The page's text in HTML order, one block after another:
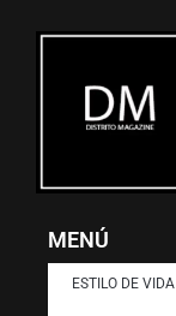
MENÚ
ESTILO DE VIDA